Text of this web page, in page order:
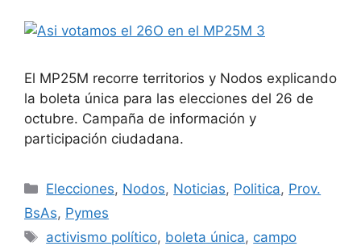
El MP25M recorre territorios y Nodos explicando
la boleta única para las elecciones del 26 de
octubre. Campaña de información y
participación ciudadana.
Elecciones, Nodos, Noticias, Politica, Prov.
BsAs, Pymes
activismo político, boleta única, campo